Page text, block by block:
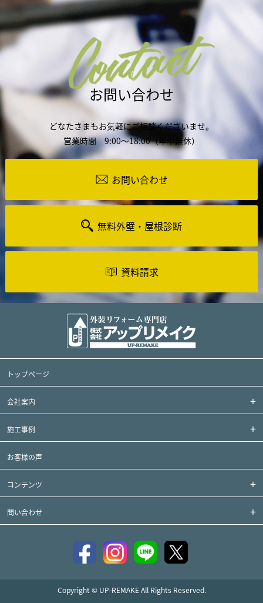
Contact
お問い合わせ
どなたさまもお気軽にご相談くださいませ。
営業時間 9:00～18:00（年中無休）
お問い合わせ
無料外壁・屋根診断
資料請求
トップページ
会社案内
施工事例
お客様の声
コンテンツ
問い合わせ
Copyright © UP-REMAKE All Rights Reserved.